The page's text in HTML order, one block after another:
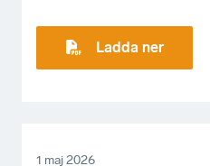
Ladda ner
1 maj 2026